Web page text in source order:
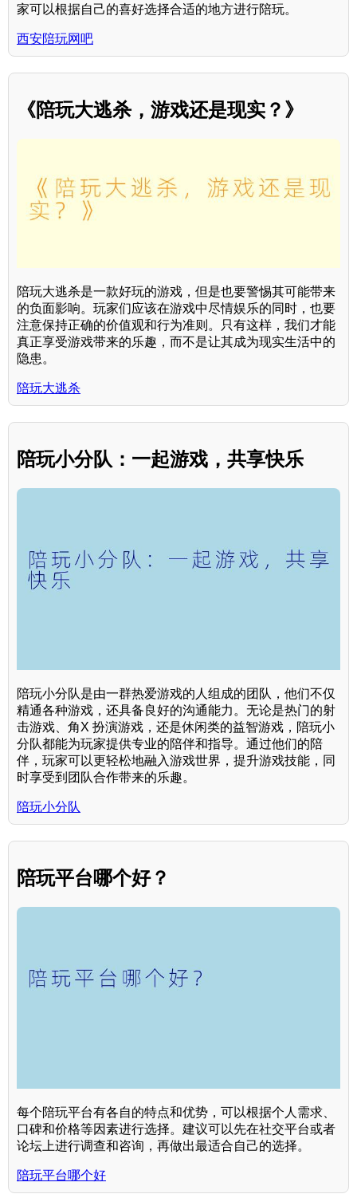
家可以根据自己的喜好选择合适的地方进行陪玩。
西安陪玩网吧
《陪玩大逃杀，游戏还是现实？》
陪玩大逃杀是一款好玩的游戏，但是也要警惕其可能带来
的负面影响。玩家们应该在游戏中尽情娱乐的同时，也要
注意保持正确的价值观和行为准则。只有这样，我们才能
真正享受游戏带来的乐趣，而不是让其成为现实生活中的
隐患。
陪玩大逃杀
陪玩小分队：一起游戏，共享快乐
陪玩小分队是由一群热爱游戏的人组成的团队，他们不仅
精通各种游戏，还具备良好的沟通能力。无论是热门的射
击游戏、角X 扮演游戏，还是休闲类的益智游戏，陪玩小
分队都能为玩家提供专业的陪伴和指导。通过他们的陪
伴，玩家可以更轻松地融入游戏世界，提升游戏技能，同
时享受到团队合作带来的乐趣。
陪玩小分队
陪玩平台哪个好？
每个陪玩平台有各自的特点和优势，可以根据个人需求、
口碑和价格等因素进行选择。建议可以先在社交平台或者
论坛上进行调查和咨询，再做出最适合自己的选择。
陪玩平台哪个好